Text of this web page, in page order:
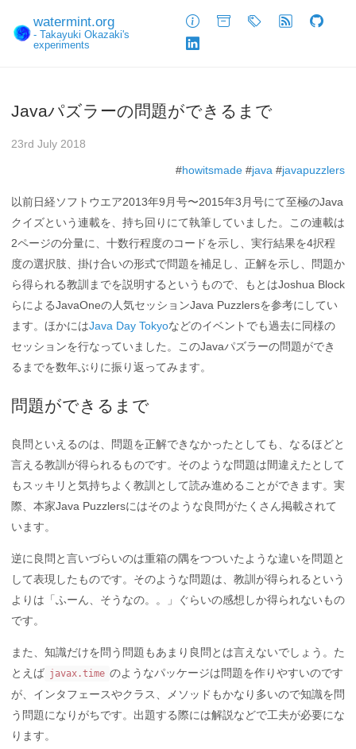
watermint.org
- Takayuki Okazaki's
experiments
AboutArchiveTags Feed
GitHub
LinkedIn
Javaパズラーの問題ができるまで
23rd July 2018
#howitsmade #java #javapuzzlers
以前日経ソフトウエア2013年9月号〜2015年3月号にて至極のJava
クイズという連載を、持ち回りにて執筆していました。この連載は
2ページの分量に、十数行程度のコードを示し、実行結果を4択程
度の選択肢、掛け合いの形式で問題を補足し、正解を示し、問題か
ら得られる教訓までを説明するというもので、もとはJoshua Block
らによるJavaOneの人気セッションJava Puzzlersを参考にしてい
ます。ほかにはJava Day Tokyoなどのイベントでも過去に同様の
セッションを行なっていました。このJavaパズラーの問題ができ
るまでを数年ぶりに振り返ってみます。
問題ができるまで
良問といえるのは、問題を正解できなかったとしても、なるほどと
言える教訓が得られるものです。そのような問題は間違えたとして
もスッキリと気持ちよく教訓として読み進めることができます。実
際、本家Java Puzzlersにはそのような良問がたくさん掲載されて
います。
逆に良問と言いづらいのは重箱の隅をつついたような違いを問題と
して表現したものです。そのような問題は、教訓が得られるという
よりは「ふーん、そうなの。。」ぐらいの感想しか得られないもの
です。
また、知識だけを問う問題もあまり良問とは言えないでしょう。た
とえば javax.time のようなパッケージは問題を作りやすいのです
が、インタフェースやクラス、メソッドもかなり多いので知識を問
う問題になりがちです。出題する際には解説などで工夫が必要にな
ります。